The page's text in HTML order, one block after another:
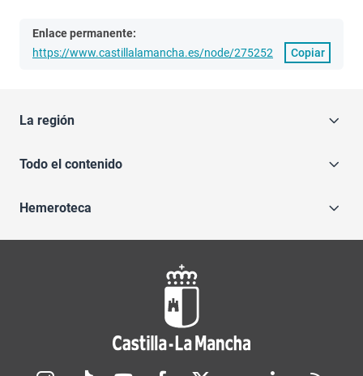
Enlace permanente:
https://www.castillalamancha.es/node/275252
Copiar
La región
Todo el contenido
Hemeroteca